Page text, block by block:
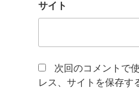
サイト
次回のコメントで
レス、サイトを保存す